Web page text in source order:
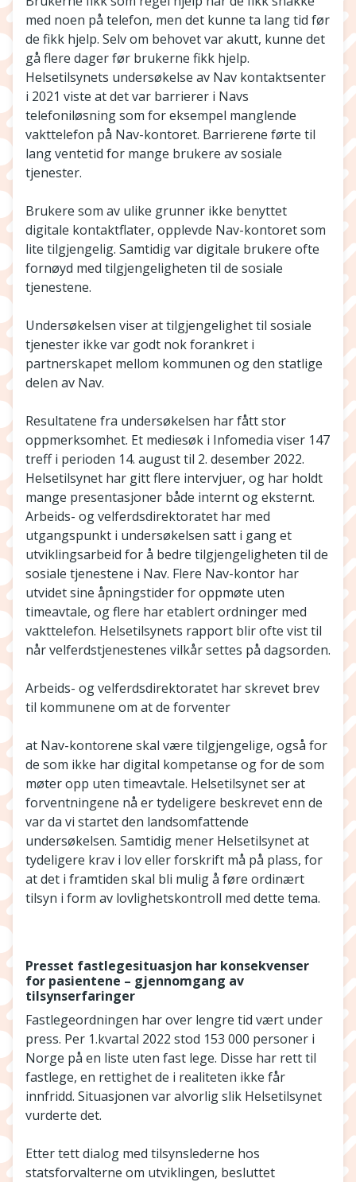
med noen på telefon, men det kunne ta lang tid før
de fikk hjelp. Selv om behovet var akutt, kunne det
gå flere dager før brukerne fikk hjelp.
Helsetilsynets undersøkelse av Nav kontaktsenter
i 2021 viste at det var barrierer i Navs
telefoniløsning som for eksempel manglende
vakttelefon på Nav-kontoret. Barrierene førte til
lang ventetid for mange brukere av sosiale
tjenester.
Brukere som av ulike grunner ikke benyttet
digitale kontaktflater, opplevde Nav-kontoret som
lite tilgjengelig. Samtidig var digitale brukere ofte
fornøyd med tilgjengeligheten til de sosiale
tjenestene.
Undersøkelsen viser at tilgjengelighet til sosiale
tjenester ikke var godt nok forankret i
partnerskapet mellom kommunen og den statlige
delen av Nav.
Resultatene fra undersøkelsen har fått stor
oppmerksomhet. Et mediesøk i Infomedia viser 147
treff i perioden 14. august til 2. desember 2022.
Helsetilsynet har gitt flere intervjuer, og har holdt
mange presentasjoner både internt og eksternt.
Arbeids- og velferdsdirektoratet har med
utgangspunkt i undersøkelsen satt i gang et
utviklingsarbeid for å bedre tilgjengeligheten til de
sosiale tjenestene i Nav. Flere Nav-kontor har
utvidet sine åpningstider for oppmøte uten
timeavtale, og flere har etablert ordninger med
vakttelefon. Helsetilsynets rapport blir ofte vist til
når velferdstjenestenes vilkår settes på dagsorden.
Arbeids- og velferdsdirektoratet har skrevet brev
til kommunene om at de forventer
at Nav-kontorene skal være tilgjengelige, også for
de som ikke har digital kompetanse og for de som
møter opp uten timeavtale. Helsetilsynet ser at
forventningene nå er tydeligere beskrevet enn de
var da vi startet den landsomfattende
undersøkelsen. Samtidig mener Helsetilsynet at
tydeligere krav i lov eller forskrift må på plass, for
at det i framtiden skal bli mulig å føre ordinært
tilsyn i form av lovlighetskontroll med dette tema.
Presset fastlegesituasjon har konsekvenser
for pasientene – gjennomgang av
tilsynserfaringer
Fastlegeordningen har over lengre tid vært under
press. Per 1.kvartal 2022 stod 153 000 personer i
Norge på en liste uten fast lege. Disse har rett til
fastlege, en rettighet de i realiteten ikke får
innfridd. Situasjonen var alvorlig slik Helsetilsynet
vurderte det.
Etter tett dialog med tilsynslederne hos
statsforvalterne om utviklingen, besluttet